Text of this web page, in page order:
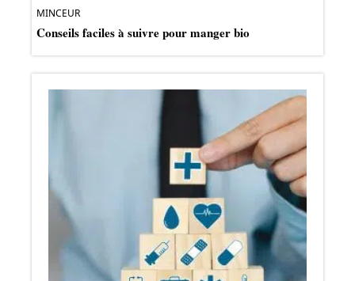
MINCEUR
Conseils faciles à suivre pour manger bio